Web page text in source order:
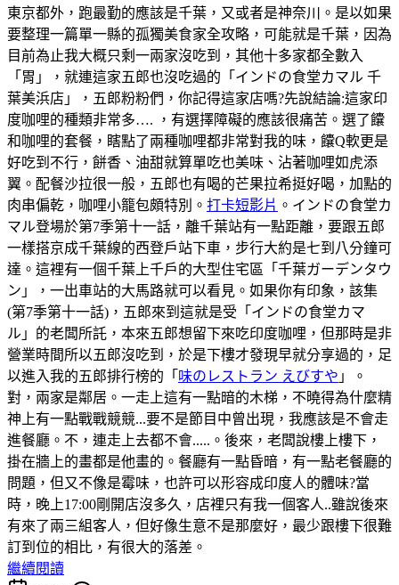
東京都外，跑最勤的應該是千葉，又或者是神奈川。是以如果
要整理一篇單一縣的孤獨美食家全攻略，可能就是千葉，因為
目前為止我大概只剩一兩家沒吃到，其他十多家都全數入
「胃」，就連這家五郎也沒吃過的「インドの食堂カマル 千
葉美浜店」，五郎粉粉們，你記得這家店嗎?先說結論:這家印
度咖哩的種類非常多…. ，有選擇障礙的應該很痛苦。選了饢
和咖哩的套餐，瞎點了兩種咖哩都非常對我的味，饢Q軟更是
好吃到不行，餅香、油甜就算單吃也美味、沾著咖哩如虎添
翼。配餐沙拉很一般，五郎也有喝的芒果拉希挺好喝，加點的
肉串偏乾，咖哩小籠包頗特別。 打卡短影片 。インドの食堂カ
マル登場於第7季第十一話，離千葉站有一點距離，要跟五郎
一樣搭京成千葉線的西登戶站下車，步行大約是七到八分鐘可
達。這裡有一個千葉上千戶的大型住宅區「千葉ガーデンタウ
ン」，一出車站的大馬路就可以看見。如果你有印象，該集
(第7季第十一話)，五郎來到這就是受「インドの食堂カマ
ル」的老闆所託，本來五郎想留下來吃印度咖哩，但那時是非
營業時間所以五郎沒吃到，於是下樓才發現早就分享過的，足
以進入我的五郎排行榜的「 味のレストラン えびすや 」。
對，兩家是鄰居。一走上這有一點暗的木梯，不曉得為什麼精
神上有一點戰戰競競...要不是節目中曾出現，我應該是不會走
進餐廳。不，連走上去都不會.....。後來，老闆說樓上樓下，
掛在牆上的畫都是他畫的。餐廳有一點昏暗，有一點老餐廳的
問題，但又不像是霉味，也許可以形容成印度人的體味?當
時，晚上17:00剛開店沒多久，店裡只有我一個客人..雖說後來
有來了兩三組客人，但好像生意不是那麼好，最少跟樓下很難
訂到位的相比，有很大的落差。
繼續閱讀